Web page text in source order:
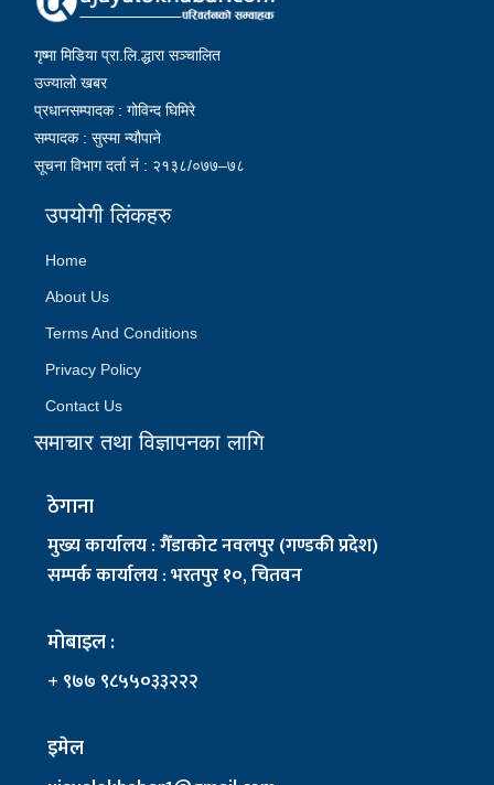
गृष्मा मिडिया प्रा.लि.द्धारा सञ्चालित
उज्यालो खबर
प्रधानसम्पादक : गोविन्द घिमिरे
सम्पादक : सुस्मा न्यौपाने
सूचना विभाग दर्ता नं : २१३८/०७७–७८
उपयोगी लिंकहरु
Home
About Us
Terms And Conditions
Privacy Policy
Contact Us
समाचार तथा विज्ञापनका लागि
ठेगाना
मुख्य कार्यालय : गैँडाकोट नवलपुर (गण्डकी प्रदेश)
सम्पर्क कार्यालय : भरतपुर १०, चितवन
मोबाइल :
+ ९७७ ९८५५०३३२२२
इमेल